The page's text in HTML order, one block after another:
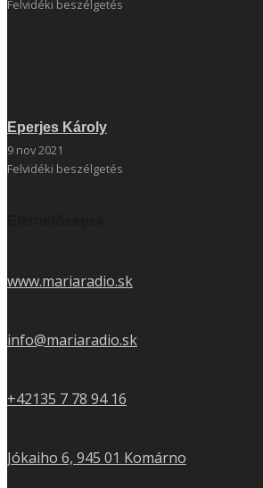
Felvidéki beszélgetés
Eperjes Károly
9 nov 2021
Felvidéki beszélgetés
www.mariaradio.sk
info@mariaradio.sk
+42135 7 78 94 16
Jókaiho 6, 945 01 Komárno